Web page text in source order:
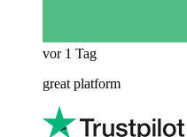
vor 1 Tag
great platform